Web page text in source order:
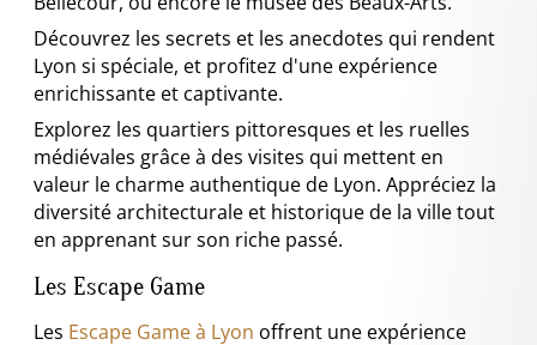
Découvrez les secrets et les anecdotes qui rendent
Lyon si spéciale, et profitez d'une expérience
enrichissante et captivante.
Explorez les quartiers pittoresques et les ruelles
médiévales grâce à des visites qui mettent en
valeur le charme authentique de Lyon. Appréciez la
diversité architecturale et historique de la ville tout
en apprenant sur son riche passé.
Les Escape Game
Les Escape Game à Lyon offrent une expérience